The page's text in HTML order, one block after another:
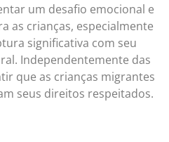
um desafio emocional e
as crianças, especialmente
significativa com seu
Independentemente das
que as crianças migrantes
seus direitos respeitados.